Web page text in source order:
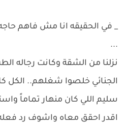
_ في الحقيقه انا مش فاهم
...
نزلنا من الشقة وكانت رجاله
الجنائي خلصوا شغلهم.. الكل
سليم اللي كان منهار تماماً
اقدر احقق معاه واشوف رد